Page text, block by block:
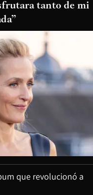
tanto de mi
que revolucionó a